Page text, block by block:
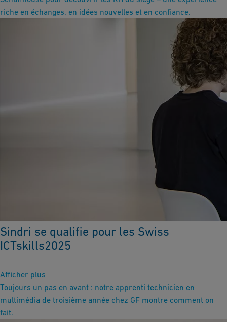
riche en échanges, en idées nouvelles et en confiance.
Sindri se qualifie pour les Swiss
ICTskills2025
Afficher plus
Toujours un pas en avant : notre apprenti technicien en
multimédia de troisième année chez GF montre comment on
fait.